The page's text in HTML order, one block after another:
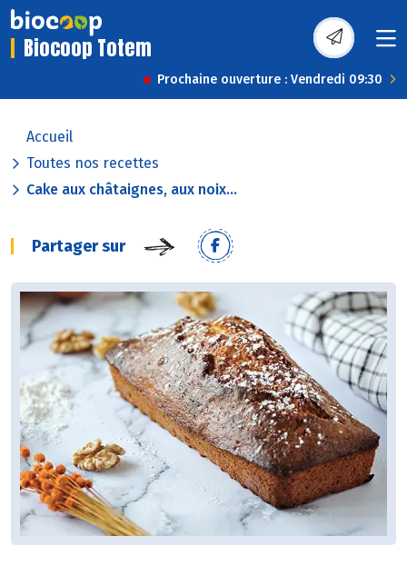
Biocoop Totem
Prochaine ouverture : Vendredi 09:30
Accueil
Toutes nos recettes
Cake aux châtaignes, aux noix...
Partager sur